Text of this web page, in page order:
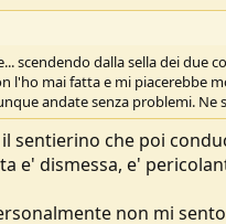
scendendo dalla sella dei due
l'ho mai fatta e mi piacerebbe
andate senza problemi. Ne
sentierino che poi
e' dismessa, e'
non mi